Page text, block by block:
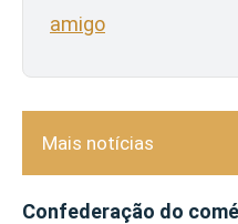
amigo
Mais notícias
Confederação do